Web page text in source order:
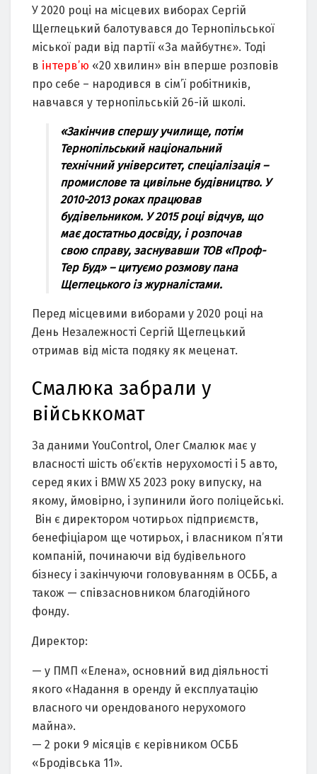
У 2020 році на місцевих виборах Сергій
Щеглецький балотувався до Тернопільської
міської ради від партії «За майбутнє». Тоді
в інтерв’ю «20 хвилин» він вперше розповів
про себе – народився в сім’ї робітників,
навчався у тернопільській 26-ій школі.
«Закінчив спершу училище, потім
Тернопільський національний
технічний університет, спеціалізація –
промислове та цивільне будівництво. У
2010-2013 роках працював
будівельником. У 2015 році відчув, що
має достатньо досвіду, і розпочав
свою справу, заснувавши ТОВ «Проф-
Тер Буд» – цитуємо розмову пана
Щеглецького із журналістами.
Перед місцевими виборами у 2020 році на
День Незалежності Сергій Щеглецький
отримав від міста подяку як меценат.
Смалюка забрали у
військкомат
За даними YouControl, Олег Смалюк має у
власності шість об’єктів нерухомості і 5 авто,
серед яких і BMW Х5 2023 року випуску, на
якому, ймовірно, і зупинили його поліцейські.
Він є директором чотирьох підприємств,
бенефіціаром ще чотирьох, і власником п’яти
компаній, починаючи від будівельного
бізнесу і закінчуючи головуванням в ОСББ, а
також — співзасновником благодійного
фонду.
Директор:
— у ПМП «Елена», основний вид діяльності
якого «Надання в оренду й експлуатацію
власного чи орендованого нерухомого
майна».
— 2 роки 9 місяців є керівником ОСББ
«Бродівська 11».